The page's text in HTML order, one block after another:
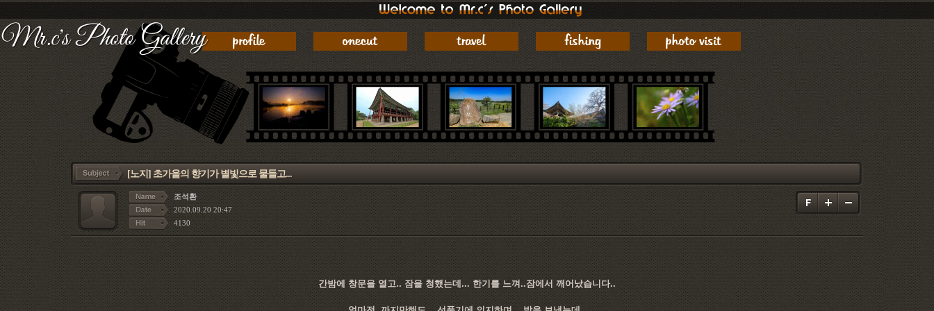
[노지] 초가을의 향기가 별빛으로 물들고...
조석환
2020.09.20 20:47
4130
간밤에 창문을 열고.. 잠을 청했는데... 한기를 느껴..잠에서 깨어났습니다..